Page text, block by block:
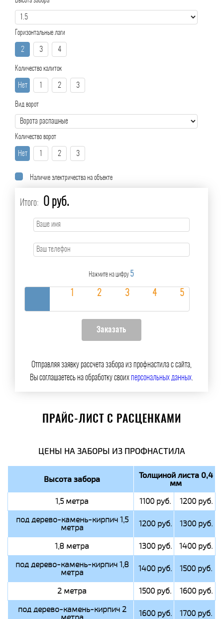
Горизонтальные лаги
2 3 4
Количество калиток
Нет 2 3
Вид ворот
Количество ворот
Нет 2 3
Наличие электричества на объекте
Итого: 0 руб.
Нажмите на цифру 5
Отправляя заявку рассчета забора из профнастила с сайта,
Вы соглашаетесь на обработку своихперсональных данных.
ПРАЙС-ЛИСТ С РАСЦЕНКАМИ
ЦЕНЫ НА ЗАБОРЫ ИЗ ПРОФНАСТИЛА
Высота забора Толщиной листа 0,4
мм
1,5 метра 1100 руб.
1200 руб.
под дерево-камень-кирпич 1,5
метра 1200 руб. 1300 руб.
1,8 метра 1300 руб.
1400 руб.
под дерево-камень-кирпич 1,8
метра 1400 руб. 1500 руб.
2 метра 1500 руб.
1600 руб.
под дерево-камень-кирпич 2
1600 руб. 1700 руб.